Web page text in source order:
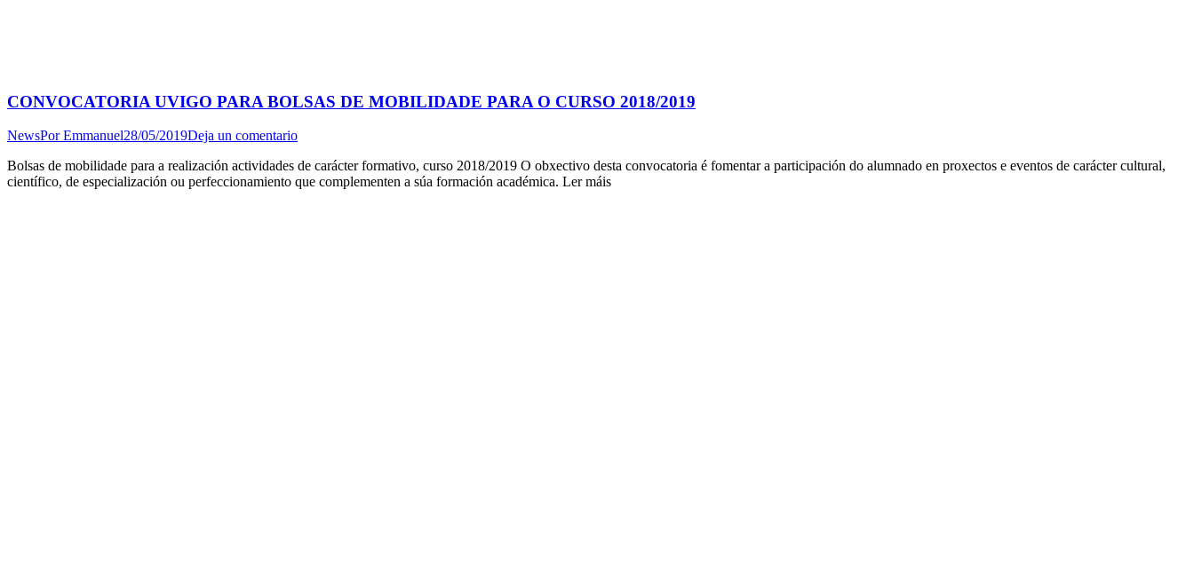
CONVOCATORIA UVIGO PARA BOLSAS DE MOBILIDADE PARA O CURSO 2018/2019
NewsPorEmmanuel28/05/2019Deja un comentario
Bolsas de mobilidade para a realización actividades de carácter formativo, curso 2018/2019 O obxectivo desta convocatoria é fomentar a participación do alumnado en proxectos e eventos de carácter cultural,
científico, de especialización ou perfeccionamiento que complementen a súa formación académica. Ler máis